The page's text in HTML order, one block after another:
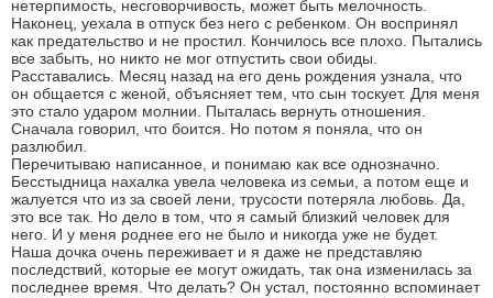
нетерпимость, несговорчивость, может быть мелочность.
Наконец, уехала в отпуск без него с ребенком. Он воспринял
как предательство и не простил. Кончилось все плохо. Пытались
все забыть, но никто не мог отпустить свои обиды.
Расставались. Месяц назад на его день рождения узнала, что
он общается с женой, объясняет тем, что сын тоскует. Для меня
это стало ударом молнии. Пыталась вернуть отношения.
Сначала говорил, что боится. Но потом я поняла, что он
разлюбил.
Перечитываю написанное, и понимаю как все однозначно.
Бесстыдница нахалка увела человека из семьи, а потом еще и
жалуется что из за своей лени, трусости потеряла любовь. Да,
это все так. Но дело в том, что я самый близкий человек для
него. И у меня роднее его не было и никогда уже не будет.
Наша дочка очень переживает и я даже не представляю
последствий, которые ее могут ожидать, так она изменилась за
последнее время. Что делать? Он устал, постоянно вспоминает